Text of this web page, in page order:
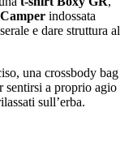
indossata
e dare struttura al
una crossbody bag
sentirsi a proprio agio
sull’erba.